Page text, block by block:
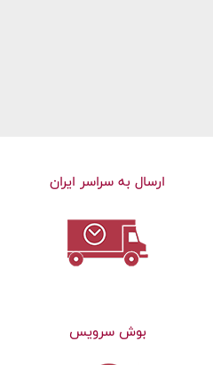
ارسال به سراسر ایران
بوش سرویس